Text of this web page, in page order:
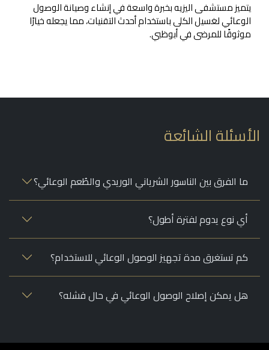
يتميز مستشفى اليزيه بخبرة واسعة في إنشاء وصيانة الوصول
الوعائي لغسيل الكلى باستخدام أحدث التقنيات، مما يجعله خيارًا
موثوقًا للمرضى في أبوظبي.
الشائعة
ما الفرق بين الناسور الشرياني الوريدي والطُعم الوعائي؟
أي نوع يدوم لفترة أطول؟
كم تستغرق مدة تجهيز الوصول الوعائي للاستخدام؟
هل يمكن إصلاح الوصول الوعائي في حال فشله؟